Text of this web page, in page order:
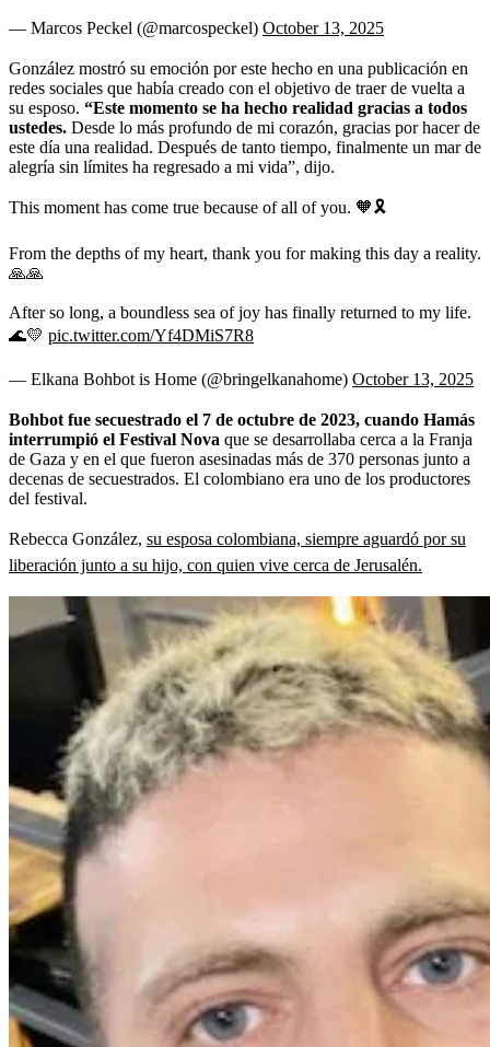
— Marcos Peckel (@marcospeckel) October 13, 2025
González mostró su emoción por este hecho en una publicación en
redes sociales que había creado con el objetivo de traer de vuelta a
su esposo. “Este momento se ha hecho realidad gracias a todos
ustedes. Desde lo más profundo de mi corazón, gracias por hacer de
este día una realidad. Después de tanto tiempo, finalmente un mar de
alegría sin límites ha regresado a mi vida”, dijo.
This moment has come true because of all of you. 🧡🎗️
From the depths of my heart, thank you for making this day a reality.
🙏🙏
After so long, a boundless sea of joy has finally returned to my life.
🌊💛 pic.twitter.com/Yf4DMiS7R8
— Elkana Bohbot is Home (@bringelkanahome) October 13, 2025
Bohbot fue secuestrado el 7 de octubre de 2023, cuando Hamás
interrumpió el Festival Nova que se desarrollaba cerca a la Franja
de Gaza y en el que fueron asesinadas más de 370 personas junto a
decenas de secuestrados. El colombiano era uno de los productores
del festival.
Rebecca González, su esposa colombiana, siempre aguardó por su
liberación junto a su hijo, con quien vive cerca de Jerusalén.